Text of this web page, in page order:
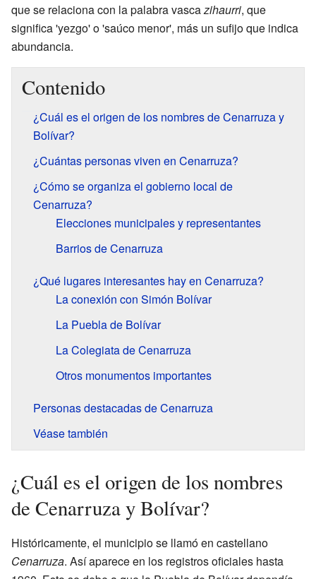
que se relaciona con la palabra vascazihaurri, que
significa 'yezgo' o 'saúco menor', más un sufijo que indica
abundancia.
Contenido
¿Cuál es el origen de los nombres de Cenarruza y
Bolívar?
¿Cuántas personas viven en Cenarruza?
¿Cómo se organiza el gobierno local de
Cenarruza?
Elecciones municipales y representantes
Barrios de Cenarruza
¿Qué lugares interesantes hay en Cenarruza?
La conexión con Simón Bolívar
La Puebla de Bolívar
La Colegiata de Cenarruza
Otros monumentos importantes
Personas destacadas de Cenarruza
Véase también
¿Cuál es el origen de los nombres
de Cenarruza y Bolívar?
Históricamente, el municipio se llamó en castellano
Cenarruza. Así aparece en los registros oficiales hasta